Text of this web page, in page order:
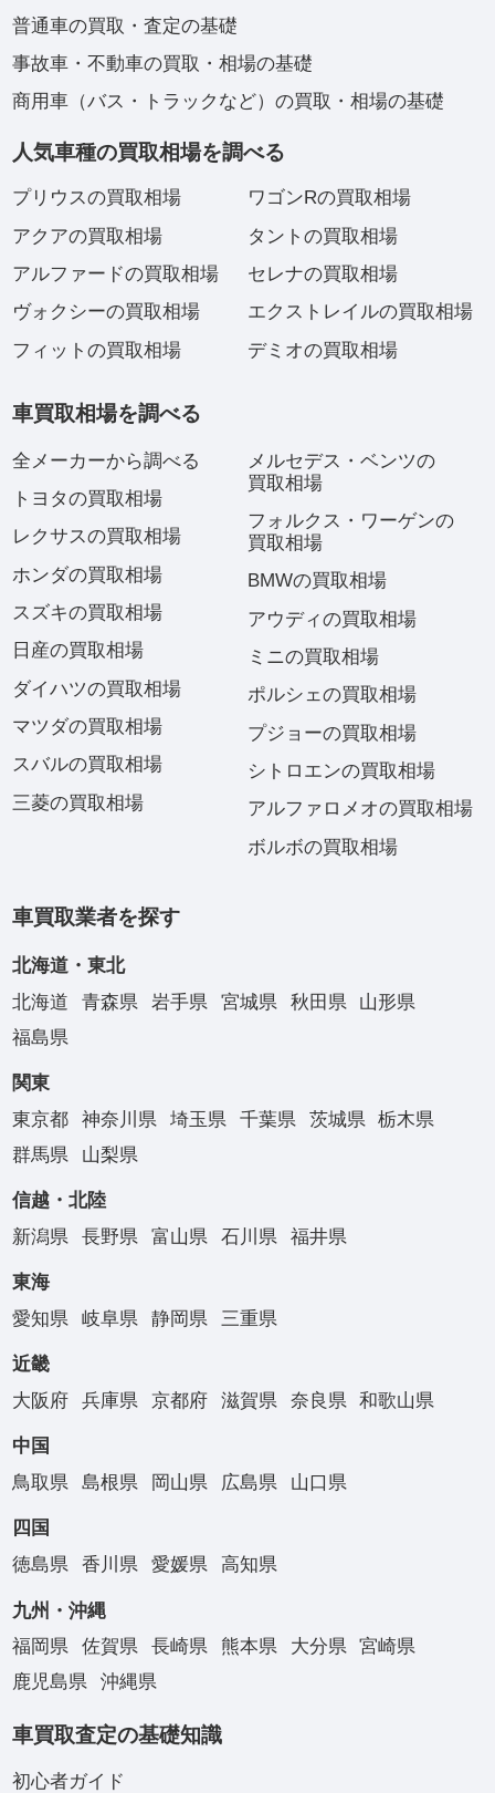
普通車の買取・査定の基礎
事故車・不動車の買取・相場の基礎
商用車（バス・トラックなど）の買取・相場の基礎
人気車種の買取相場を調べる
プリウスの買取相場
アクアの買取相場
アルファードの買取相場
ヴォクシーの買取相場
フィットの買取相場
ワゴンRの買取相場
タントの買取相場
セレナの買取相場
エクストレイルの買取相場
デミオの買取相場
車買取相場を調べる
全メーカーから調べる
トヨタの買取相場
レクサスの買取相場
ホンダの買取相場
スズキの買取相場
日産の買取相場
ダイハツの買取相場
マツダの買取相場
スバルの買取相場
三菱の買取相場
メルセデス・ベンツの
買取相場
フォルクス・ワーゲンの
買取相場
BMWの買取相場
アウディの買取相場
ミニの買取相場
ポルシェの買取相場
プジョーの買取相場
シトロエンの買取相場
アルファロメオの買取相場
ボルボの買取相場
車買取業者を探す
北海道・東北
北海道
青森県 岩手県 宮城県 秋田県
山形県
福島県
関東
東京都
神奈川県 埼玉県 千葉県 茨城県
栃木県
群馬県
山梨県
信越・北陸
新潟県
長野県 富山県 石川県 福井県
東海
愛知県
岐阜県 静岡県 三重県
近畿
大阪府
兵庫県 京都府 滋賀県 奈良県 和歌山県
中国
鳥取県
島根県 岡山県 広島県 山口県
四国
徳島県
香川県 愛媛県 高知県
九州・沖縄
福岡県
佐賀県 長崎県 熊本県 大分県
宮崎県
鹿児島県
沖縄県
車買取査定の基礎知識
初心者ガイド